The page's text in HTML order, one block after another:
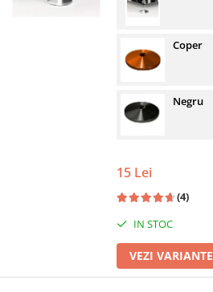
Coper
Negru
15 Lei
(4)
IN STOC
VEZI VARIANTE